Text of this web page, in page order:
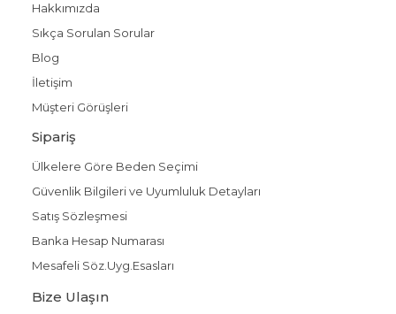
Hakkımızda
Sıkça Sorulan Sorular
Blog
İletişim
Müşteri Görüşleri
Sipariş
Ülkelere Göre Beden Seçimi
Güvenlik Bilgileri ve Uyumluluk Detayları
Satış Sözleşmesi
Banka Hesap Numarası
Mesafeli Söz.Uyg.Esasları
Bize Ulaşın